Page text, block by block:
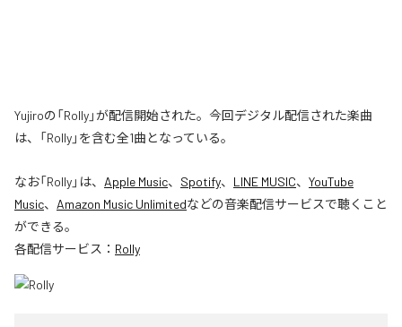
Yujiroの「Rolly」が配信開始された。今回デジタル配信された楽曲
は、「Rolly」を含む全1曲となっている。
なお「Rolly」は、 Apple Music、 Spotify、 LINE MUSIC、 YouTube
Music、 Amazon Music Unlimitedなどの音楽配信サービスで聴くこと
ができる。
各配信サービス： Rolly